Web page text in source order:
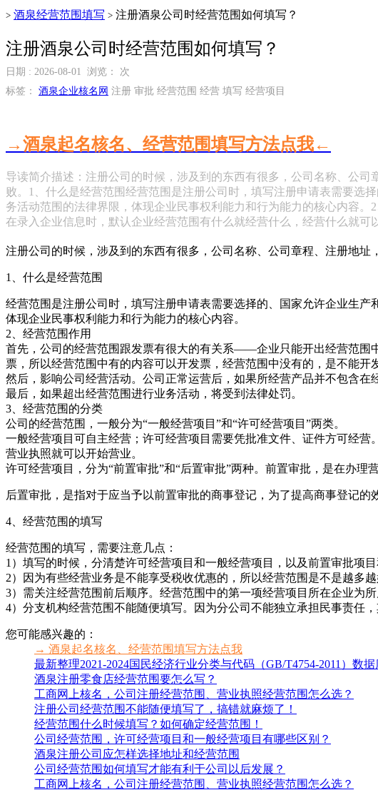
> 酒泉经营范围填写 > 注册酒泉公司时经营范围如何填写？
注册酒泉公司时经营范围如何填写？
日期 : 2026-08-01 浏览：
次
标签： 酒泉企业核名网 注册 审批 经营范围 经营 填写 经营项目
→酒泉起名核名、经营范围填写方法点我←
导读简介描述：注册公司的时候，涉及到的东西有很多，公司名称、公
败。1、什么是经营范围经营范围是注册公司时，填写注册申请表需要选
务活动范围的法律界限，体现企业民事权利能力和行为能力的核心内容
在录入企业信息时，默认企业经营范围有什么就经营什么，经营什么就可
注册公司的时候，涉及到的东西有很多，公司名称、公司章程、注册地
1、什么是经营范围
经营范围是注册公司时，填写注册申请表需要选择的、国家允许企业生
体现企业民事权利能力和行为能力的核心内容。
2、经营范围作用
首先，公司的经营范围跟发票有很大的有关系——企业只能开出经营范围
票，所以经营范围中有的内容可以开发票，经营范围中没有的，是不能开
然后，影响公司经营活动。公司正常运营后，如果所经营产品并不包含在
最后，如果超出经营范围进行业务活动，将受到法律处罚。
3、经营范围的分类
公司的经营范围，一般分为“一般经营项目”和“许可经营项目”两类。
一般经营项目可自主经营；许可经营项目需要凭批准文件、证件方可经
营业执照就可以开始营业。
许可经营项目，分为“前置审批”和“后置审批”两种。前置审批，是在办
后置审批，是指对于应当予以前置审批的商事登记，为了提高商事登记
4、经营范围的填写
经营范围的填写，需要注意几点：
1）填写的时候，分清楚许可经营项目和一般经营项目，以及前置审批项目
2）因为有些经营业务是不能享受税收优惠的，所以经营范围是不是越多越
3）需关注经营范围前后顺序。经营范围中的第一项经营项目所在企业为
4）分支机构经营范围不能随便填写。因为分公司不能独立承担民事责任
您可能感兴趣的：
→ 酒泉起名核名、经营范围填写方法点我
最新整理2021-2024国民经济行业分类与代码（GB/T4754-2011）数
酒泉注册零食店经营范围要怎么写？
工商网上核名，公司注册经营范围、营业执照经营范围怎么选？
注册公司经营范围不能随便填写了，搞错就麻烦了！
经营范围什么时候填写？如何确定经营范围！
公司经营范围，许可经营项目和一般经营项目有哪些区别？
酒泉注册公司应怎样选择地址和经营范围
公司经营范围如何填写才能有利于公司以后发展？
工商网上核名，公司注册经营范围、营业执照经营范围怎么选？